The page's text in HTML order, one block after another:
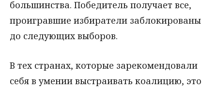
большинства. Победитель получает все,
проигравшие избиратели заблокированы
до следующих выборов.
В тех странах, которые зарекомендовали
себя в умении выстраивать коалицию, это